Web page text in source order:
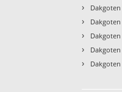
›
›
›
›
›